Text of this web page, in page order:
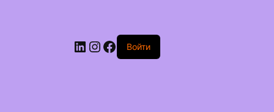
Войти